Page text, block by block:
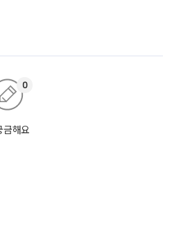
금해요
0